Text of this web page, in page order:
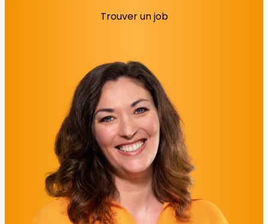
Trouver un job